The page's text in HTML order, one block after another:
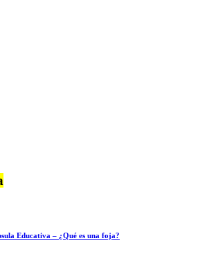
Educativa – ¿Qué es una foja?